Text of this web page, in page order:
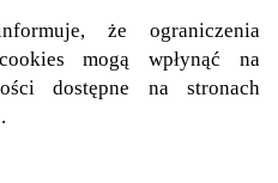
że ograniczenia
mogą wpłynąć na
dostępne na stronach